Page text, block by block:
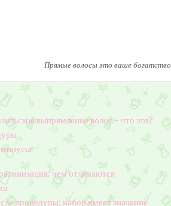
Прямые волосы это ваше богатство
выпрямление волос – что это?
минусы
чем отличаются
процедуры: набор имеет значение